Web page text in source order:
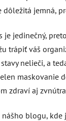
jemná,
jedinečný,
trápiť váš
nelieči, a
maskovanie
zdraví aj
blogu,